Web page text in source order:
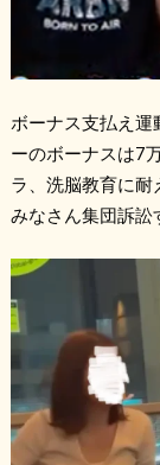
ボーナス支払え運
ーのボーナスは7
ラ、洗脳教育に
みなさん集団訴訟